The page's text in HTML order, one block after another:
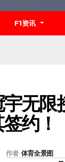
F1资讯
宇无限
约！
作者 体育全景图